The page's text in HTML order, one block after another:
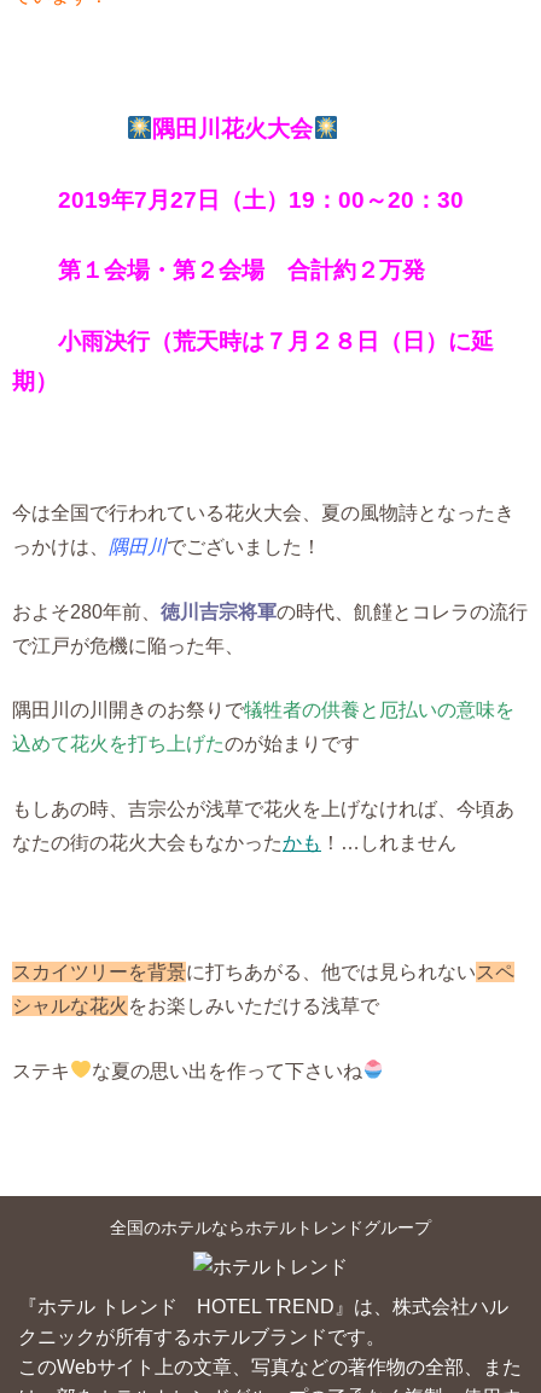
隅田川花火大会
2019年7月27日（土）19：00～20：30
第１会場・第２会場 合計約２万発
小雨決行（荒天時は７月２８日（日）に延
期）
今は全国で行われている花火大会、夏の風物詩となったき
っかけは、 隅田川でございました！
およそ280年前、 徳川吉宗将軍の時代、飢饉とコレラの流行
で江戸が危機に陥った年、
隅田川の川開きのお祭りで犠牲者の供養と厄払いの意味を
込めて花火を打ち上げたのが始まりです
もしあの時、吉宗公が浅草で花火を上げなければ、今頃あ
なたの街の花火大会もなかったかも ！…しれません
スカイツリーを背景に打ちあがる、他では見られないスペ
シャルな花火 をお楽しみいただける浅草で
ステキ な夏の思い出を作って下さいね
全国のホテルならホテルトレンドグループ
『ホテル トレンド HOTEL TREND』は、株式会社ハル
クニックが所有するホテルブランドです。
このWebサイト上の文章、写真などの著作物の全部、また